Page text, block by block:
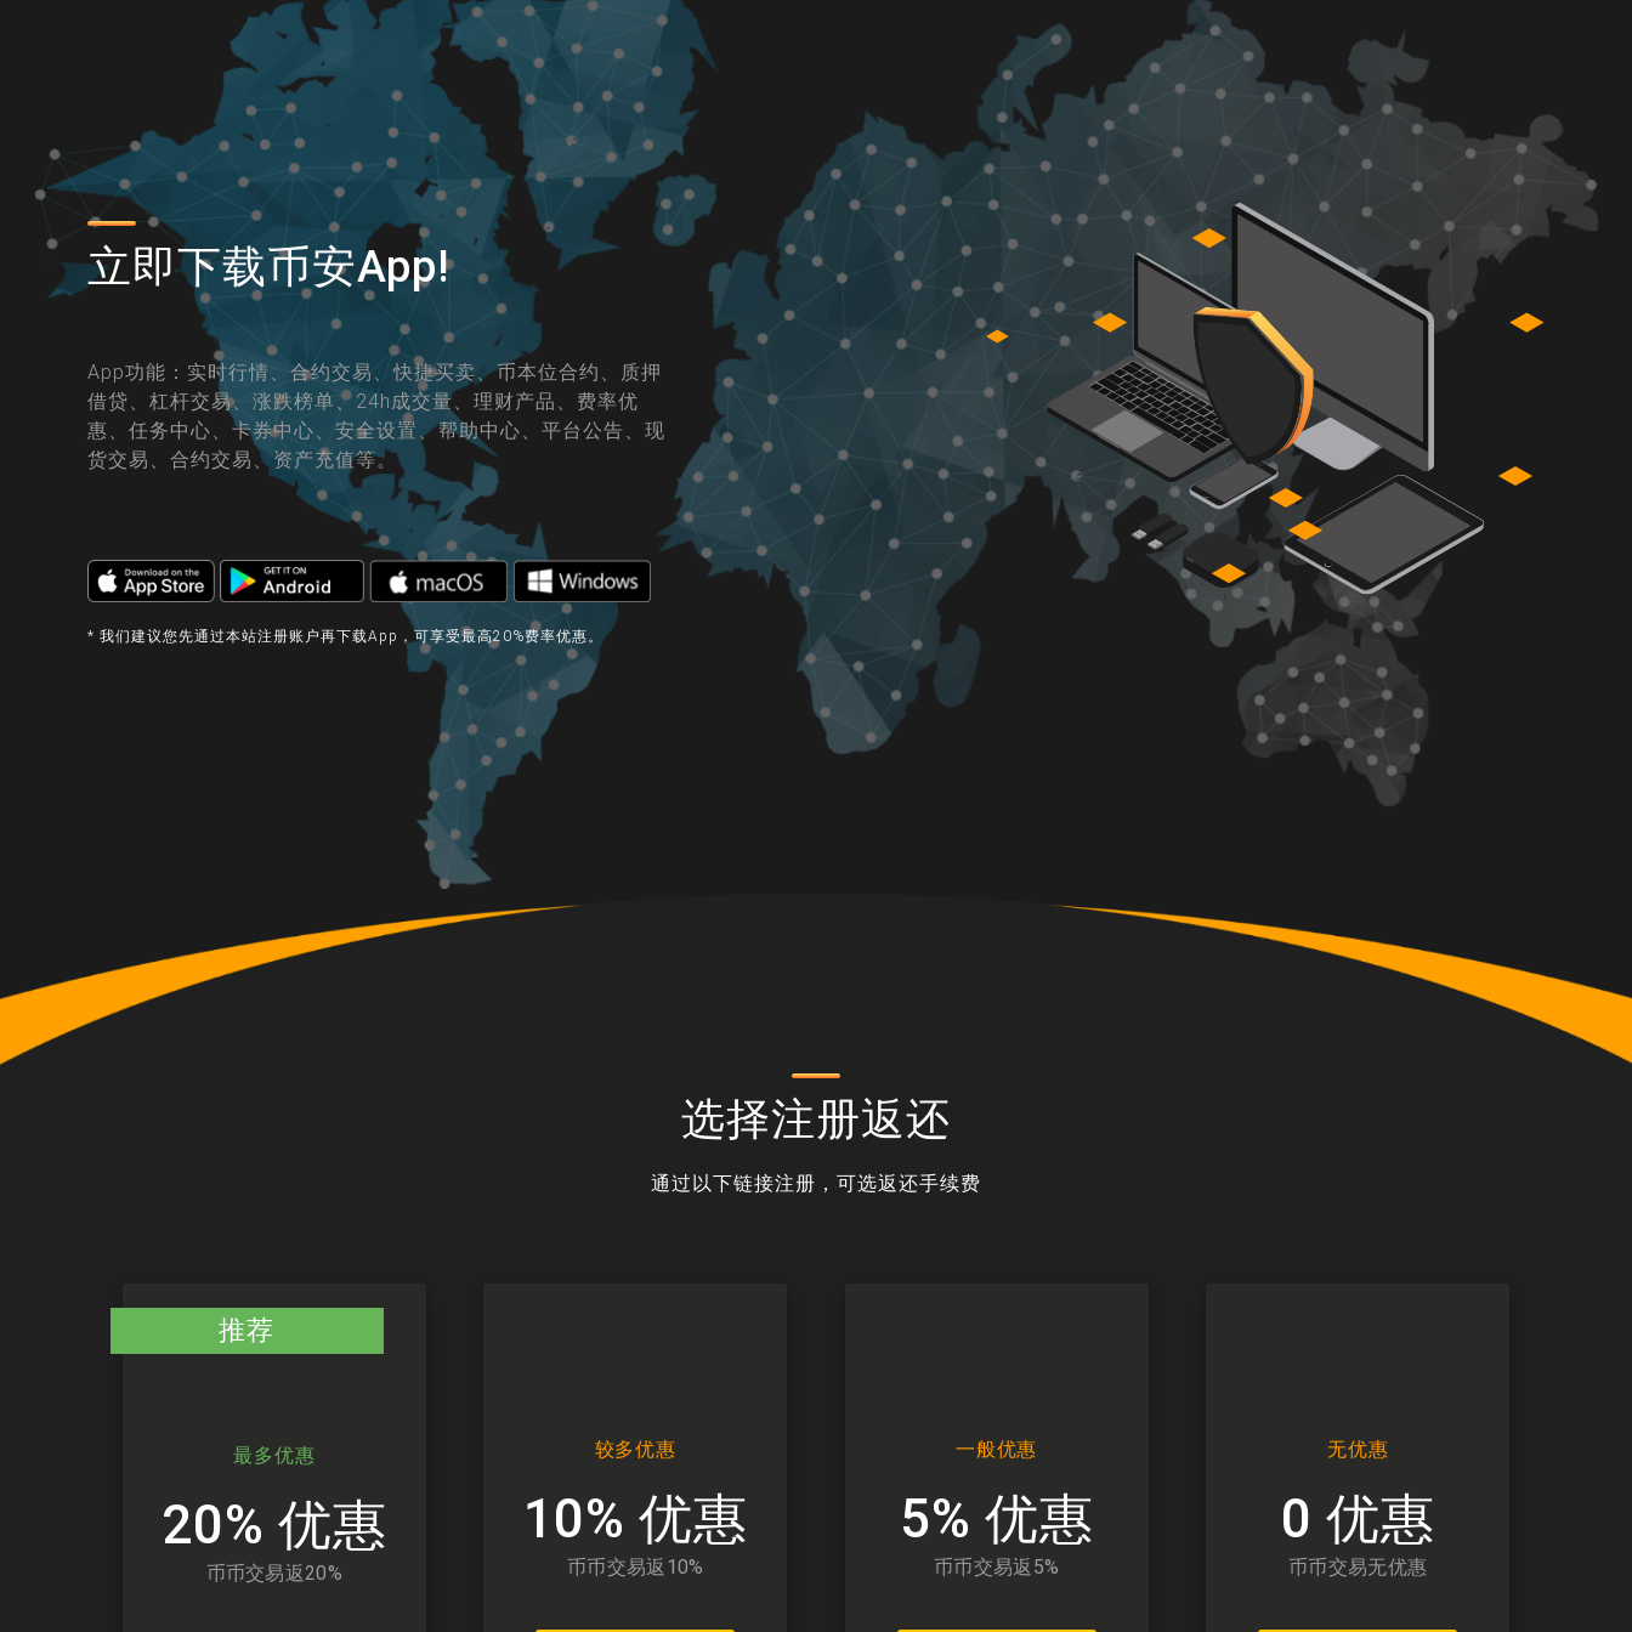
立即下载币安App!
App功能：实时行情、合约交易、快捷买卖、币本位合约、质押
借贷、杠杆交易、涨跌榜单、24h成交量、理财产品、费率优
惠、任务中心、卡券中心、安全设置、帮助中心、平台公告、现
货交易、合约交易、资产充值等。
* 我们建议您先通过本站注册账户再下载App，可享受最高20%费率优惠。
选择注册返还
通过以下链接注册，可选返还手续费
推荐
最多优惠
20% 优惠
币币交易返20%
较多优惠
10% 优惠
币币交易返10%
一般优惠
5% 优惠
币币交易返5%
无优惠
0 优惠
币币交易无优惠